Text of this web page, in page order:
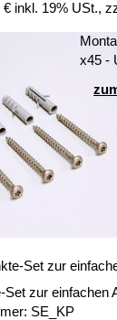
€ inkl. 19% USt.,
x45 -
Set zur
Set zur einfachen
SE_KP